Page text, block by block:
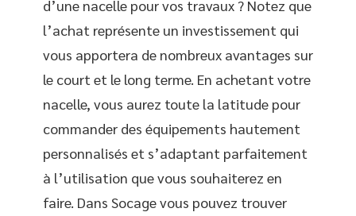
d’une nacelle pour vos travaux ? Notez que
l’achat représente un investissement qui
vous apportera de nombreux avantages sur
le court et le long terme. En achetant votre
nacelle, vous aurez toute la latitude pour
commander des équipements hautement
personnalisés et s’adaptant parfaitement
à l’utilisation que vous souhaiterez en
faire. Dans Socage vous pouvez trouver